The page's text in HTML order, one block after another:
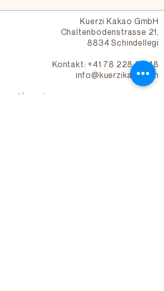
Kuerzi Kakao GmbH
Chaltenbodenstrasse 21,
8834 Schindellegi
Kontakt: +41 78 228 24 48
info@kuerzikakao.ch
Abonnieren